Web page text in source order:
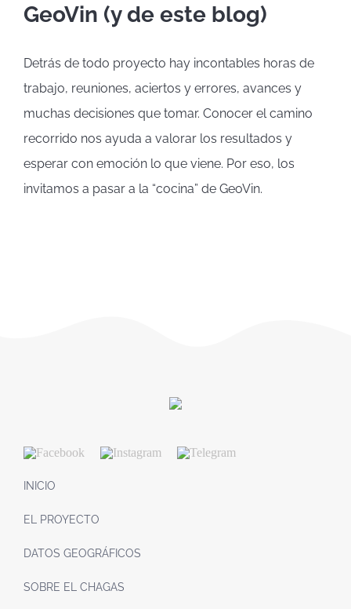
GeoVin (y de este blog)
Detrás de todo proyecto hay incontables horas de
trabajo, reuniones, aciertos y errores, avances y
muchas decisiones que tomar. Conocer el camino
recorrido nos ayuda a valorar los resultados y
esperar con emoción lo que viene. Por eso, los
invitamos a pasar a la “cocina” de GeoVin.
INICIO
EL PROYECTO
DATOS GEOGRÁFICOS
SOBRE EL CHAGAS